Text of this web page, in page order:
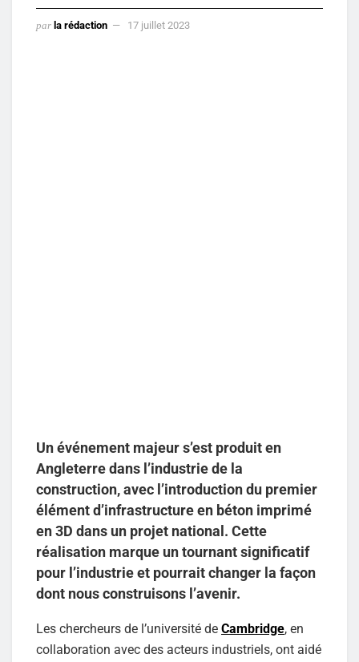
par la rédaction 17 juillet 2023
Un événement majeur s’est produit en
Angleterre dans l’industrie de la
construction, avec l’introduction du premier
élément d’infrastructure en béton imprimé
en 3D dans un projet national. Cette
réalisation marque un tournant significatif
pour l’industrie et pourrait changer la façon
dont nous construisons l’avenir.
Les chercheurs de l’université de Cambridge, en
collaboration avec des acteurs industriels, ont aidé